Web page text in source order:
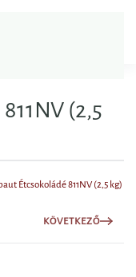
(2,5
Étcsokoládé 811NV (2,5 kg)
KÖVETKEZŐ